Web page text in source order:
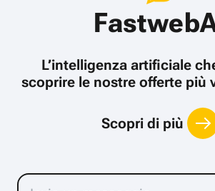
L’intelligenza artificiale
scoprire le nostre offerte più
Scopri di più